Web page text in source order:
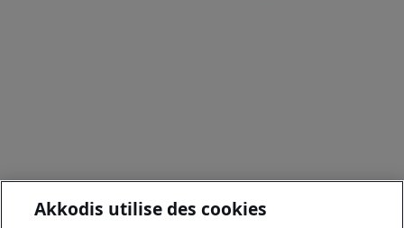
Akkodis utilise des cookies